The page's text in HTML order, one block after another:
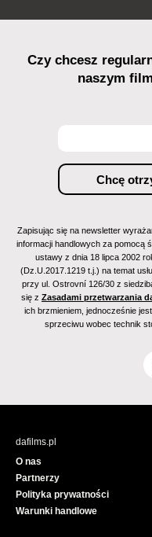
Czy chcesz
naszym
Zapisując się na newsletter
informacji handlowych za pomocą
ustawy z dnia 18 lipca 2002
(Dz.U.2017.1219 t.j.) na temat
przy ul. Ostrovní 126/30 z
się z Zasadami przetwarzania
ich brzmieniem, jednocześnie
sprzeciwu wobec technik
dafilms.pl
O nas
Partnerzy
Polityka prywatności
Warunki handlowe